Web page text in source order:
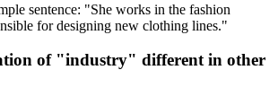
sentence: "She works in the fashion
for designing new clothing lines."
of "industry" different in other